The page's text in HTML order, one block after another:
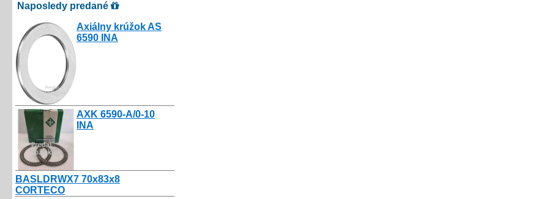
Naposledy predané
Axiálny krúžok AS
6590 INA
AXK 6590-A/0-10
INA
BASLDRWX7 70x83x8
CORTECO